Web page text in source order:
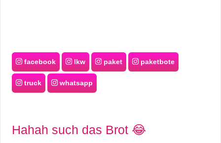
facebook lkw paket paketbote
truck whatsapp
Hahah such das Brot 😂